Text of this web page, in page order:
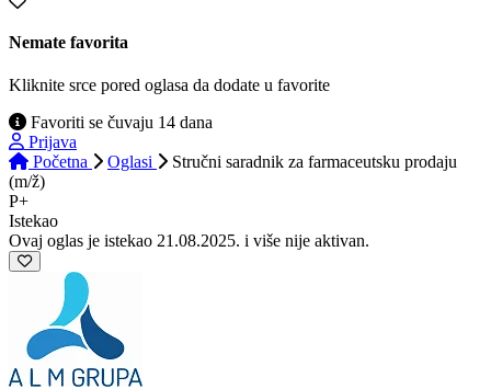
Nemate favorita
Kliknite srce pored oglasa da dodate u favorite
Favoriti se čuvaju 14 dana
Prijava
Početna
Oglasi
Stručni saradnik za farmaceutsku prodaju
(m/ž)
P+
Istekao
Ovaj oglas je istekao 21.08.2025. i više nije aktivan.